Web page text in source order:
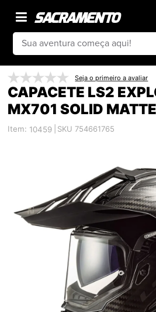
Seja o primeiro a avaliar
CAPACETE LS2
MX701 SOLID
Item: 10459 SKU 754661765